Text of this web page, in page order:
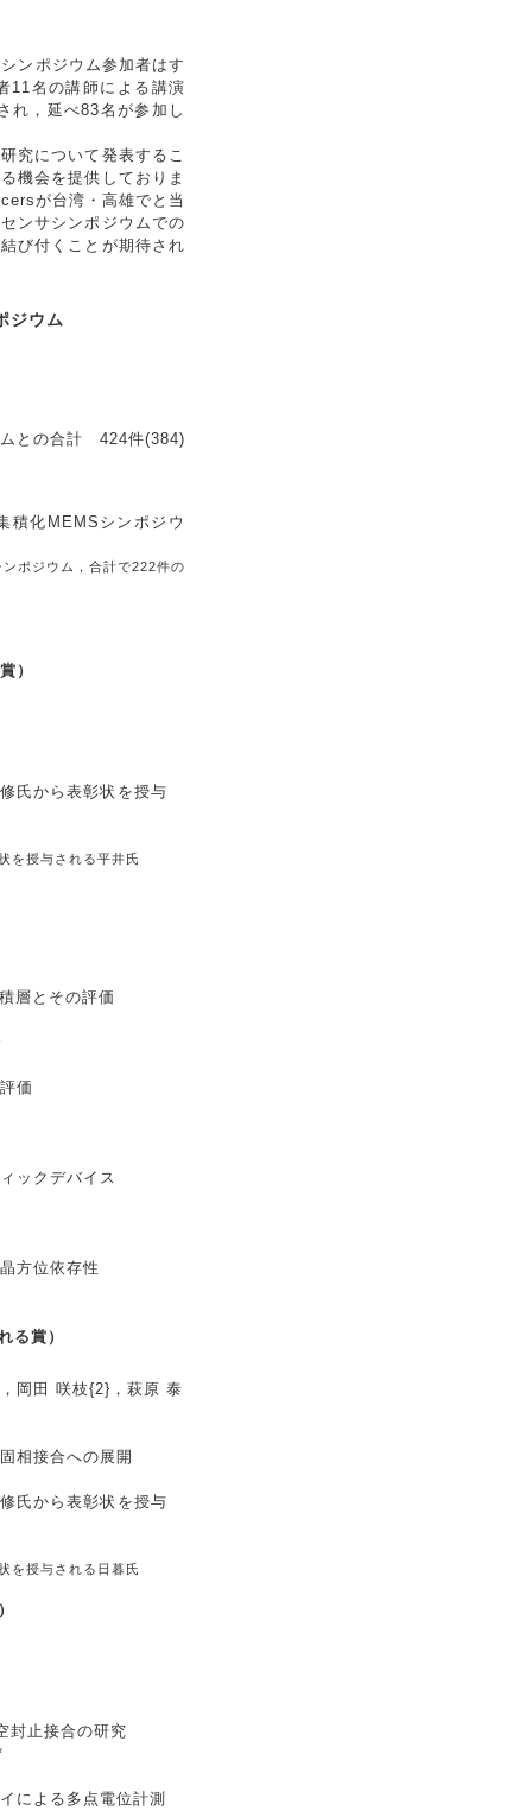
ンポジウム参加者はす
11名の講師による講演
れ，延べ83名が参加し
究について発表するこ
機会を提供しておりま
が台湾・高雄でと当
ンサシンポジウムでの
び付くことが期待され
ジウム
ムとの合計 424件(384)
ポジウム，合計で222件の
）
を授与される平井氏
層とその評価
価
ックデバイス
方位依存性
る賞）
岡田 咲枝{2}，萩原 泰
相接合への展開
を授与される日暮氏
封止接合の研究
による多点電位計測